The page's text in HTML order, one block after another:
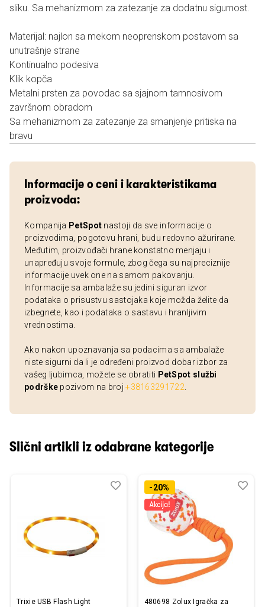
sliku. Sa mehanizmom za zatezanje za dodatnu sigurnost.
Materijal: najlon sa mekom neoprenskom postavom sa
unutrašnje strane
Kontinualno podesiva
Klik kopča
Metalni prsten za povodac sa sjajnom tamnosivom
završnom obradom
Sa mehanizmom za zatezanje za smanjenje pritiska na
bravu
Informacije o ceni i karakteristikama
proizvoda:
Kompanija PetSpot nastoji da sve informacije o
proizvodima, pogotovu hrani, budu redovno ažurirane.
Međutim, proizvođači hrane konstatno menjaju i
unapređuju svoje formule, zbog čega su najpreciznije
informacije uvek one na samom pakovanju.
Informacije sa ambalaže su jedini siguran izvor
podataka o prisustvu sastojaka koje možda želite da
izbegnete, kao i podataka o sastavu i hranljivim
vrednostima.
Ako nakon upoznavanja sa podacima sa ambalaže
niste sigurni da li je određeni proizvod dobar izbor za
vašeg ljubimca, možete se obratiti PetSpot službi
podrške pozivom na broj+38163291722
Slični artikli iz odabrane kategorije
Trixie USB Flash Light
Dodaj
Uporedi-20%
480698 Zolux Igračka za